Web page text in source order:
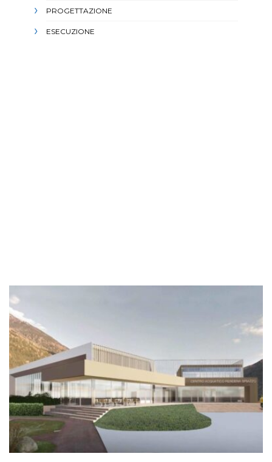
PROGETTAZIONE
ESECUZIONE